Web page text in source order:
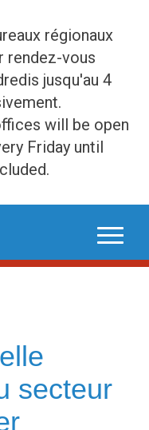
régionaux
rendez-vous
jusqu'au 4
will be open
Friday until
secteur